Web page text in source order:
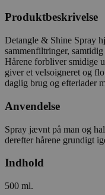
Produktbeskrivelse
Detangle & Shine Spray
sammenfiltringer,
Hårene forbliver smidige
giver et velsoigneret og
daglig brug og efterlader
Anvendelse
Spray jævnt på man og
derefter hårene grundigt
Indhold
500 ml.